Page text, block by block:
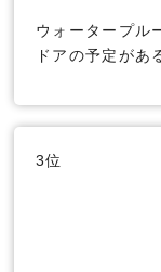
ウォータープル
ドアの予定があ
3位